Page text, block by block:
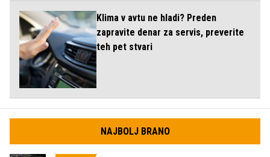
Klima v avtu ne hladi? Preden
zapravite denar za servis, preverite
teh pet stvari
NAJBOLJ BRANO